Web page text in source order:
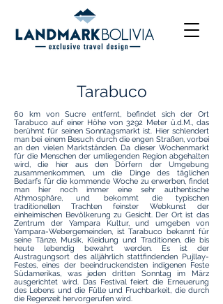
Tarabuco
60 km von Sucre entfernt, befindet sich der Ort
Tarabuco auf einer Höhe von 3292 Meter ü.d.M., das
berühmt für seinen Sonntagsmarkt ist. Hier schlendert
man bei einem Besuch durch die engen Straßen, vorbei
an den vielen Marktständen. Da dieser Wochenmarkt
für die Menschen der umliegenden Region abgehalten
wird, die hier aus den Dörfern der Umgebung
zusammenkommen, um die Dinge des täglichen
Bedarfs für die kommende Woche zu erwerben, findet
man hier noch immer eine sehr authentische
Athmosphäre, und bekommt die typischen
traditionellen Trachten feinster Webkunst der
einheimischen Bevölkerung zu Gesicht. Der Ort ist das
Zentrum der Yampara Kultur, und umgeben von
Yampara-Webergemeinden, ist Tarabuco bekannt für
seine Tänze, Musik, Kleidung und Traditionen, die bis
heute lebendig bewahrt werden. Es ist der
Austragungsort des alljährlich stattfindenden Pujllay-
Festes, eines der beeindruckendsten indigenen Feste
Südamerikas, was jeden dritten Sonntag im März
ausgerichtet wird. Das Festival feiert die Erneuerung
des Lebens und die Fülle und Fruchbarkeit, die durch
die Regenzeit hervorgerufen wird.